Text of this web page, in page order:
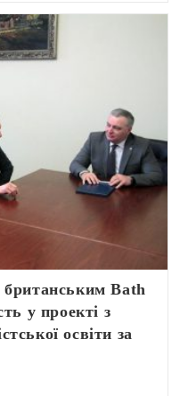
Bath
у проекті з
освіти за